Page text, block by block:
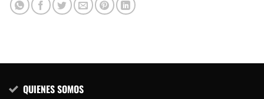
QUIENES SOMOS